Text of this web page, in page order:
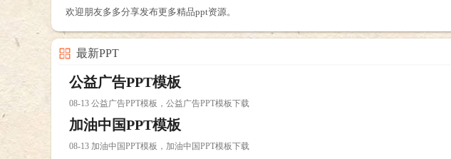
欢迎朋友多多分享发布更多精品ppt资源。
最新PPT
公益广告PPT模板
08-13 公益广告PPT模板，公益广告PPT模板下载
加油中国PPT模板
08-13 加油中国PPT模板，加油中国PPT模板下载